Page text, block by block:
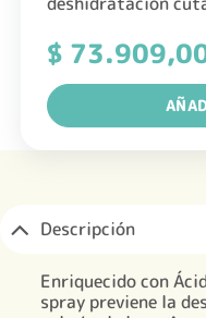
$
Descripción
Enriquecido con
spray previene la